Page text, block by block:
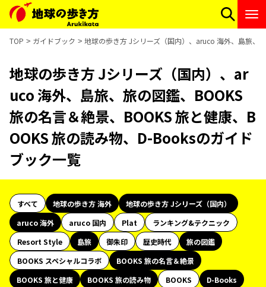
TOP ガイドブック 地球の歩き方 Jシリーズ（国内）、aruco 海外、島旅、
地球の歩き方 Jシリーズ（国内）、ar
uco 海外、島旅、旅の図鑑、BOOKS
旅の名言＆絶景、BOOKS 旅と健康、B
OOKS 旅の読み物、D-Booksのガイド
ブック一覧
すべて 地球の歩き方 海外
地球の歩き方 Jシリーズ（国内）
aruco 海外
aruco 国内 Plat
ランキング&テクニック
Resort Style
島旅 御朱印 歴史時代
旅の図鑑
BOOKS スペシャルコラボ
BOOKS 旅の名言＆絶景
BOOKS 旅と健康
BOOKS 旅の読み物 BOOKS
D-Books